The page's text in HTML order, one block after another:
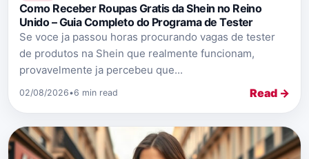
Como Receber Roupas Gratis da Shein no Reino
Unido – Guia Completo do Programa de Tester
Se voce ja passou horas procurando vagas de tester
de produtos na Shein que realmente funcionam,
provavelmente ja percebeu que...
02/08/2026•6 min read Read →